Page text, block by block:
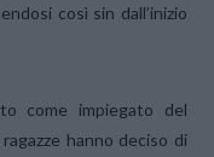
così sin dall’inizio
come impiegato del
hanno deciso di